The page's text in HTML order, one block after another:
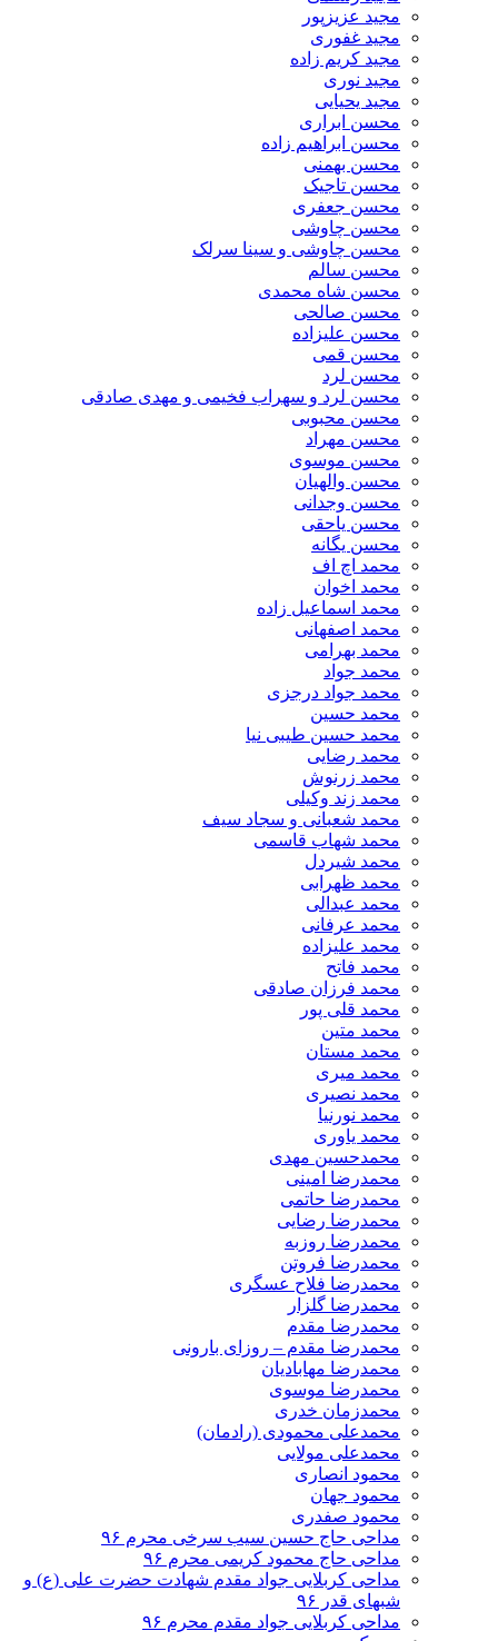
مجید عزیزپور
مجید غفوری
مجید کریم زاده
مجید نوری
مجید یحیایی
محسن ابراری
محسن ابراهیم زاده
محسن بهمنی
محسن تاجیک
محسن جعفری
محسن چاوشی
محسن چاوشی و سینا سرلک
محسن سالم
محسن شاه محمدی
محسن صالحی
محسن علیزاده
محسن قمی
محسن لرد
محسن لرد و سهراب فخیمی و مهدی صادقی
محسن محبوبی
محسن مهراد
محسن موسوی
محسن والهیان
محسن وجدانی
محسن یاحقی
محسن یگانه
محمد اچ اف
محمد اخوان
محمد اسماعیل زاده
محمد اصفهانی
محمد بهرامی
محمد جواد
محمد جواد درجزی
محمد حسین
محمد حسین طیبی نیا
محمد رضایی
محمد زرنوش
محمد زند وکیلی
محمد شعبانی و سجاد سیف
محمد شهاب قاسمی
​محمد شیردل
محمد ظهرابی
محمد عبدالی
محمد عرفانی
محمد علیزاده
محمد فاتح
محمد فرزان صادقی
محمد قلی پور
محمد متین
محمد مستان
محمد میری
محمد نصیری
محمد نورنیا
محمد یاوری
محمدحسین مهدی
محمدرضا امینی
محمدرضا حاتمی
محمدرضا رضایی
محمدرضا روزبه
محمدرضا فروتن
محمدرضا فلاح عسگری
محمدرضا گلزار
محمدرضا مقدم
محمدرضا مقدم – روزای بارونی
محمدرضا مهابادیان
محمدرضا موسوی
محمدزمان خدری
محمدعلی محمودی (رادمان)
محمدعلی مولایی
محمود انصاری
محمود جهان
محمود صفدری
مداحی حاج حسین سیب سرخی محرم ۹۶
مداحی حاج محمود کریمی محرم ۹۶
مداحی کربلایی جواد مقدم شهادت حضرت علی (ع) و
شبهای قدر ۹۶
مداحی کربلایی جواد مقدم محرم ۹۶